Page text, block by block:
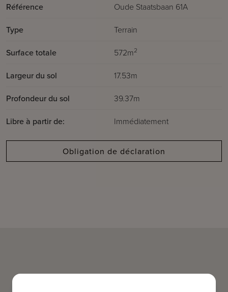
Référence Oude Staatsbaan 61A
Type Terrain
Surface totale 572m2
Largeur du sol 17.53m
Profondeur du sol 39.37m
Libre à partir de: Immédiatement
Obligation de déclaration